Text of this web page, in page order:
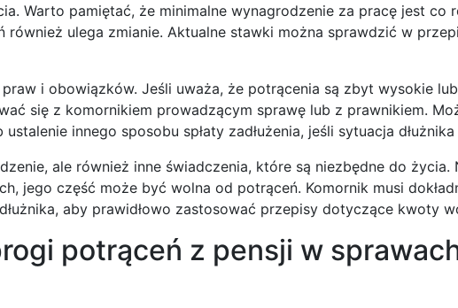
Warto pamiętać, że minimalne wynagrodzenie za pracę jest co
ulega zmianie. Aktualne stawki można sprawdzić w
i obowiązków. Jeśli uważa, że potrącenia są zbyt wysokie
się z komornikiem prowadzącym sprawę lub z prawnikiem.
innego sposobu spłaty zadłużenia, jeśli sytuacja dłużnika
ale również inne świadczenia, które są niezbędne do życia.
jego część może być wolna od potrąceń. Komornik musi
aby prawidłowo zastosować przepisy dotyczące kwoty
potrąceń z pensji w